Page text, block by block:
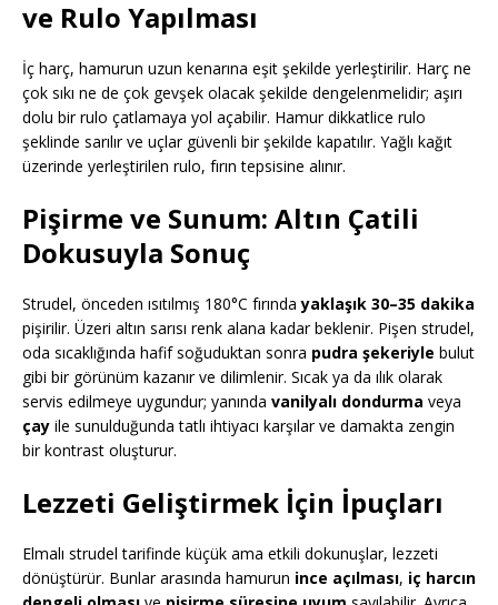
ve Rulo Yapılması
İç harç, hamurun uzun kenarına eşit şekilde yerleştirilir. Harç ne
çok sıkı ne de çok gevşek olacak şekilde dengelenmelidir; aşırı
dolu bir rulo çatlamaya yol açabilir. Hamur dikkatlice rulo
şeklinde sarılır ve uçlar güvenli bir şekilde kapatılır. Yağlı kağıt
üzerinde yerleştirilen rulo, fırın tepsisine alınır.
Pişirme ve Sunum: Altın Çatili
Dokusuyla Sonuç
Strudel, önceden ısıtılmış 180°C fırındayaklaşık 30–35 dakika
pişirilir. Üzeri altın sarısı renk alana kadar beklenir. Pişen strudel,
oda sıcaklığında hafif soğuduktan sonra pudra şekeriyle bulut
gibi bir görünüm kazanır ve dilimlenir. Sıcak ya da ılık olarak
servis edilmeye uygundur; yanında vanilyalı dondurma veya
çay ile sunulduğunda tatlı ihtiyacı karşılar ve damakta zengin
bir kontrast oluşturur.
Lezzeti Geliştirmek İçin İpuçları
Elmalı strudel tarifinde küçük ama etkili dokunuşlar, lezzeti
dönüştürür. Bunlar arasında hamurun ince açılması, iç harcın